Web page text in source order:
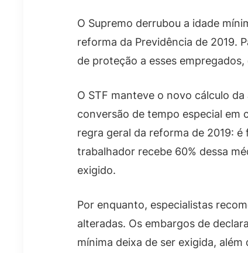
O Supremo derrubou a idade
reforma da Previdência de 2019.
de proteção a esses
O STF manteve o novo cálculo
conversão de tempo especial em
regra geral da reforma de 2019:
trabalhador recebe 60% dessa
exigido.
Por enquanto, especialistas
alteradas. Os embargos de
mínima deixa de ser exigida,